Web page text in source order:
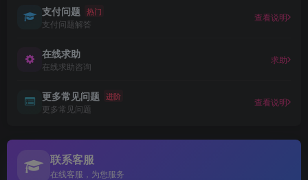
支付问题 热门
支付问题解答
查看说明
在线求助
在线求助咨询
求助
更多常见问题 进阶
更多常见问题
查看说明
联系客服
在线客服，为您服务